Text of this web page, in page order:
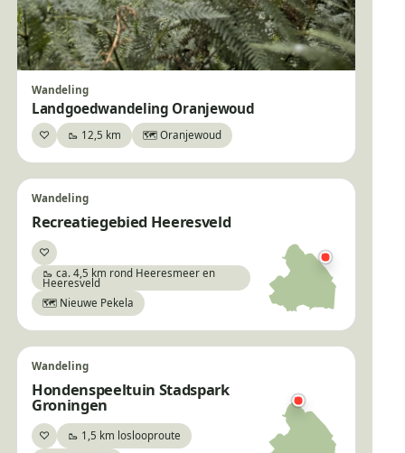
Wandeling
Landgoedwandeling Oranjewoud
♡Bewaar🥾 12,5 km 🗺️ Oranjewoud
Wandeling
Recreatiegebied Heeresveld
♡Bewaar
🥾 ca. 4,5 km rond Heeresmeer en
Heeresveld
🗺️ Nieuwe Pekela
Wandeling
Hondenspeeltuin Stadspark
Groningen
♡Bewaar🥾 1,5 km loslooproute